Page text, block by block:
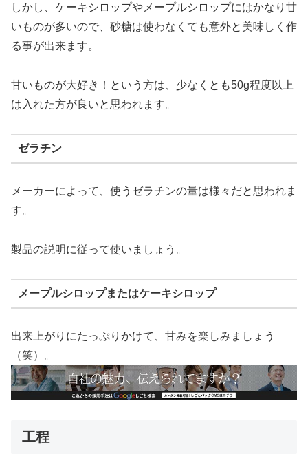
しかし、ケーキシロップやメープルシロップにはかなり甘
いものが多いので、砂糖は使わなくても意外と美味しく作
る事が出来ます。
甘いものが大好き！という方は、少なくとも50g程度以上
は入れた方が良いと思われます。
ゼラチン
メーカーによって、使うゼラチンの量は様々だと思われま
す。
製品の説明に従って使いましょう。
メープルシロップまたはケーキシロップ
出来上がりにたっぷりかけて、甘みを楽しみましょう
（笑）。
工程